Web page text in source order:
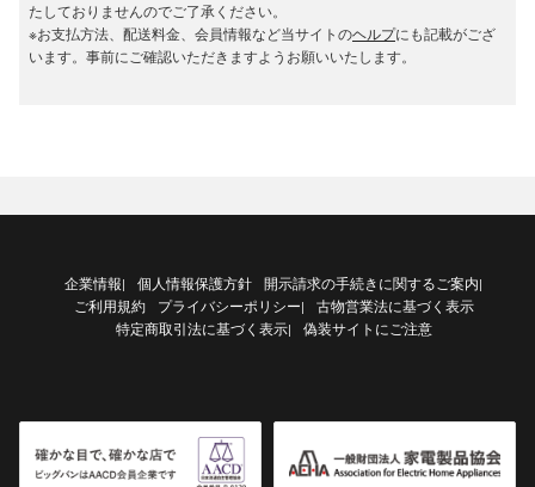
たしておりませんのでご了承ください。
※お支払方法、配送料金、会員情報など当サイトのヘルプにも記載がござ
います。事前にご確認いただきますようお願いいたします。
企業情報| 個人情報保護方針 開示請求の手続きに関するご案内|
ご利用規約 プライバシーポリシー|
古物営業法に基づく表示
特定商取引法に基づく表示| 偽装サイトにご注意